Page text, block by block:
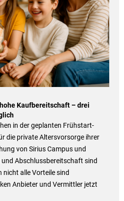
Kaufbereitschaft – drei
in der geplanten Frühstart-
die private Altersvorsorge ihrer
von Sirius Campus und
Abschlussbereitschaft sind
alle Vorteile sind
Anbieter und Vermittler jetzt